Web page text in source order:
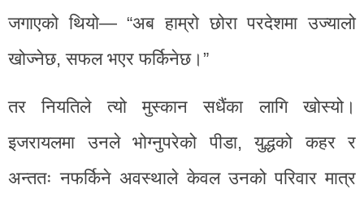
जगाएको थियो— “अब हाम्रो छोरा परदेशमा उज्यालो
खोज्नेछ, सफल भएर फर्किनेछ।”
तर नियतिले त्यो मुस्कान सधैंका लागि खोस्यो।
इजरायलमा उनले भोग्नुपरेको पीडा, युद्धको कहर र
अन्ततः नफर्किने अवस्थाले केवल उनको परिवार मात्र